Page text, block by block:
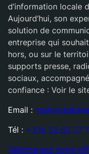
d’information locale
Aujourd’hui, son
solution de
entreprise qui
hors, ou sur le
supports presse,
sociaux,
confiance : Voir le
Email :
Tél : +336 52 62 77
Téléchargez notre